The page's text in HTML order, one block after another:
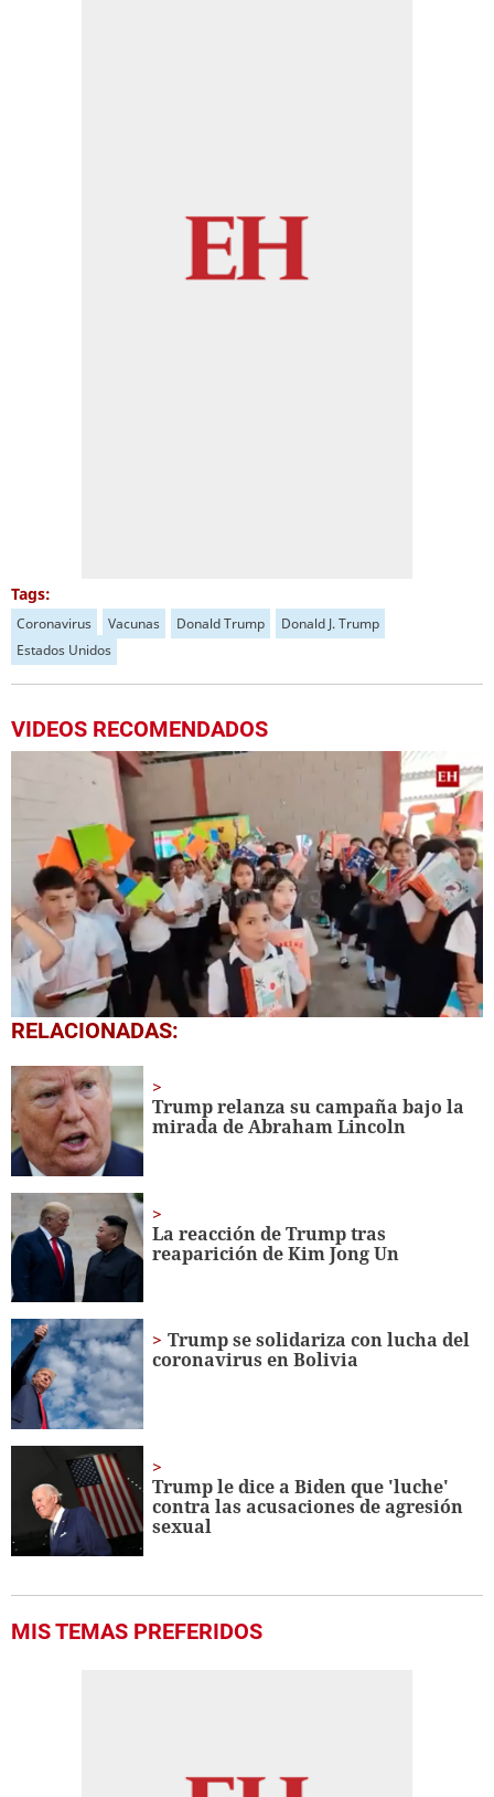
Tags:
Coronavirus Vacunas Donald Trump
Donald J. Trump
Estados Unidos
VIDEOS RECOMENDADOS
0
seconds
1
minute,
56
seconds
RELACIONADAS:
Trump relanza su campaña bajo la
mirada de Abraham Lincoln
La reacción de Trump tras
reaparición de Kim Jong Un
Trump se solidariza con lucha del
coronavirus en Bolivia
Trump le dice a Biden que 'luche'
contra las acusaciones de agresión
sexual
MIS TEMAS PREFERIDOS